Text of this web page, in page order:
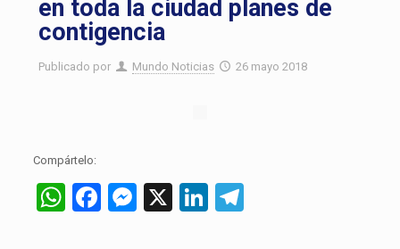
en toda la ciudad planes de
contigencia
Publicado por Mundo Noticias 26 mayo 2018
Compártelo:
WhatsApp
Facebook
Messenger
X LinkedIn